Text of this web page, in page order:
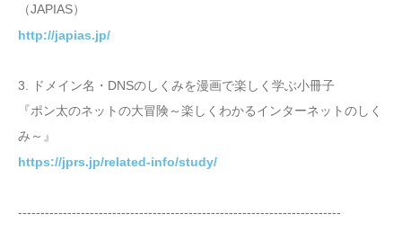
（JAPIAS）
http://japias.jp/
3. ドメイン名・DNSのしくみを漫画で楽しく学ぶ小冊子
『ポン太のネットの大冒険～楽しくわかるインターネットのしく
み～』
https://jprs.jp/related-info/study/
------------------------------------------------------------------------